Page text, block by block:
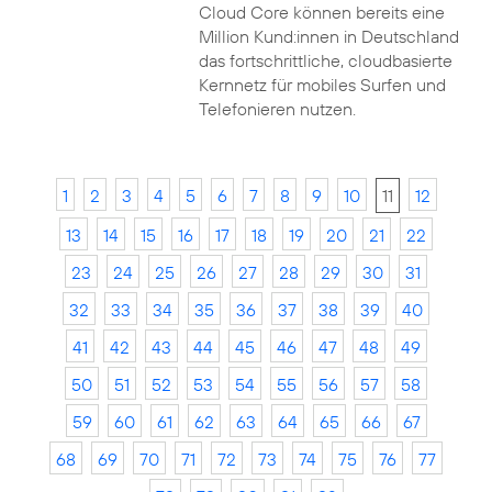
Cloud Core können bereits eine
Million Kund:innen in Deutschland
das fortschrittliche, cloudbasierte
Kernnetz für mobiles Surfen und
Telefonieren nutzen.
1 2 3 4 5 6 7 8 9 10 11
12
13
14 15 16 17 18 19 20 21
22
23
24 25 26 27 28 29 30
31
32
33 34 35 36 37 38 39
40
41
42 43 44 45 46 47 48
49
50
51 52 53 54 55 56 57
58
59
60 61 62 63 64 65 66
67
68
69 70 71 72 73 74 75 76
77